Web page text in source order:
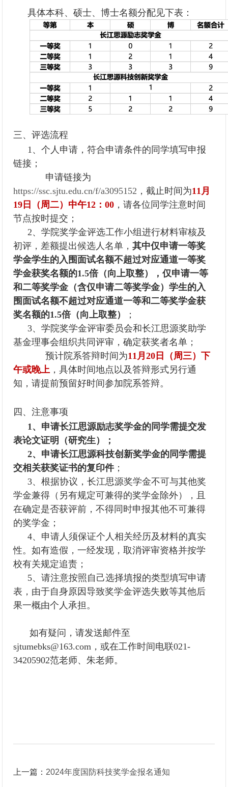
具体本科、硕士、博士名额分配见下表：
三、评选流程
1、个人申请，符合申请条件的同学填写申报
链接；
申请链接为
https://ssc.sjtu.edu.cn/f/a3095152 ，截止时间为11月
19日（周二）中午12：00 ，请各位同学注意时间
节点按时提交；
2、学院奖学金评选工作小组进行材料审核及
初评，差额提出候选人名单，其中仅申请一等奖
学金学生的入围面试名额不超过对应通道一等奖
学金获奖名额的1.5倍（向上取整），仅申请一等
和二等奖学金（含仅申请二等奖学金）学生的入
围面试名额不超过对应通道一等和二等奖学金获
奖名额的1.5倍（向上取整）
；
3、学院奖学金评审委员会和长江思源奖助学
基金理事会组织共同评审，确定获奖者名单；
预计院系答辩时间为11月20日（周三）下
午或晚上 ，具体时间地点以及答辩形式另行通
知，请提前预留好时间参加院系答辩。
四、注意事项
1、申请长江思源励志奖学金的同学需提交发
表论文证明（研究生）；
2、申请长江思源科技创新奖学金的同学需提
交相关获奖证书的复印件；
3、根据协议，长江思源奖学金不可与其他奖
学金兼得（另有规定可兼得的奖学金除外），且
在确定是否获评前，不得同时申报其他不可兼得
的奖学金；
4、申请人须保证个人相关经历及材料的真实
性。如有造假，一经发现，取消评审资格并按学
校有关规定追责；
5、请注意按照自己选择填报的类型填写申请
表，由于自身原因导致奖学金评选失败等其他后
果一概由个人承担。
如有疑问，请发送邮件至
sjtumebks@163.com，或在工作时间电联021-
34205902范老师、朱老师。
上一篇： 2024年度国防科技奖学金报名通知